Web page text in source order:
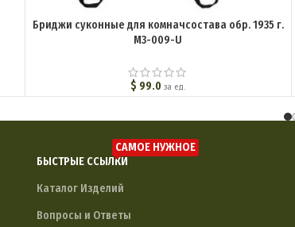
Бриджи суконные для комначсостава обр. 1935 г.
M3-009-U
$ 99.0 за ед.
БЫСТРЫЕ ССЫЛКИ
САМОЕ НУЖНОЕ
Каталог Изделий
Вопросы и Ответы